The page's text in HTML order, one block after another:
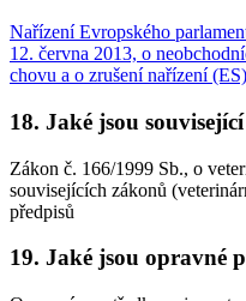
Nařízení Evropského
12. června 2013, o
chovu a o zrušení nařízení
18. Jaké jsou
Zákon č. 166/1999 Sb., o
souvisejících zákonů
předpisů
19. Jaké jsou opravné